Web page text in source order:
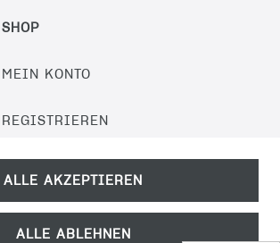
SHOP
MEIN KONTO
REGISTRIEREN
PRODUKTKATALOG
ALLE AKZEPTIEREN
ALLE ABLEHNEN